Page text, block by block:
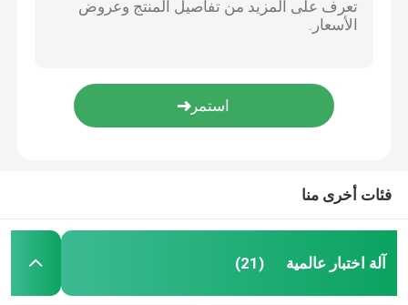
فئات أخرى منا
آلة اختبار عالمية (21)